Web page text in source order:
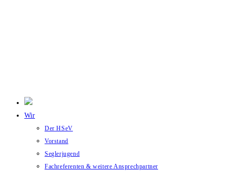
Wir
Der HSeV
Vorstand
Seglerjugend
Fachreferenten & weitere Ansprechpartner